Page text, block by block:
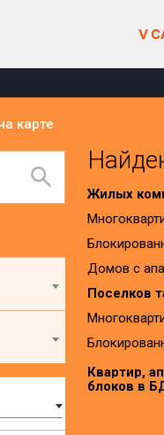
V
карте
Жилых
Домов с
Поселков
Квартир,
блоков в